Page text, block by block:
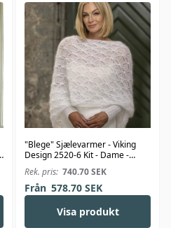
"Blege" Sjælevarmer - Viking
Design 2520-6 Kit - Dame -
Viking Kid-Silk
Rek. pris: 740.70SEK
Från 578.70SEK
Visa produkt